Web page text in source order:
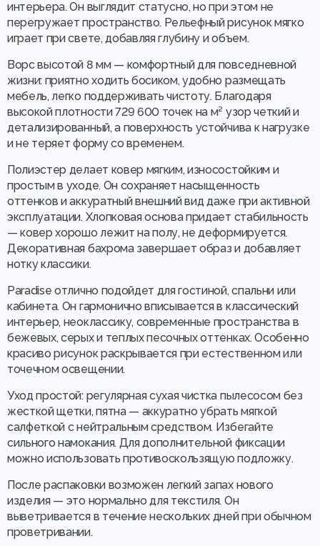
интерьера. Он выглядит статусно, но при этом не
перегружает пространство. Рельефный рисунок мягко
играет при свете, добавляя глубину и объем.
Ворс высотой 8 мм — комфортный для повседневной
жизни: приятно ходить босиком, удобно размещать
мебель, легко поддерживать чистоту. Благодаря
высокой плотности 729 600 точек на м² узор четкий и
детализированный, а поверхность устойчива к нагрузке
и не теряет форму со временем.
Полиэстер делает ковер мягким, износостойким и
простым в уходе. Он сохраняет насыщенность
оттенков и аккуратный внешний вид даже при активной
эксплуатации. Хлопковая основа придает стабильность
— ковер хорошо лежит на полу, не деформируется.
Декоративная бахрома завершает образ и добавляет
нотку классики.
Paradise отлично подойдет для гостиной, спальни или
кабинета. Он гармонично вписывается в классический
интерьер, неоклассику, современные пространства в
бежевых, серых и теплых песочных оттенках. Особенно
красиво рисунок раскрывается при естественном или
точечном освещении.
Уход простой: регулярная сухая чистка пылесосом без
жесткой щетки, пятна — аккуратно убрать мягкой
салфеткой с нейтральным средством. Избегайте
сильного намокания. Для дополнительной фиксации
можно использовать противоскользящую подложку.
После распаковки возможен легкий запах нового
изделия — это нормально для текстиля. Он
выветривается в течение нескольких дней при обычном
проветривании.